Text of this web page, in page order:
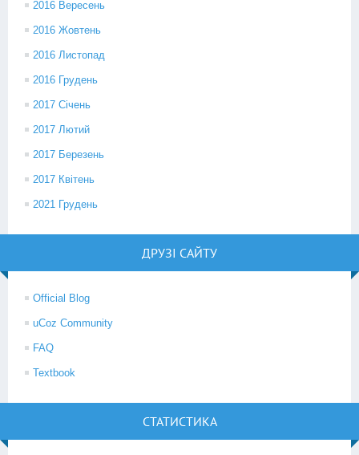
2016 Вересень
2016 Жовтень
2016 Листопад
2016 Грудень
2017 Січень
2017 Лютий
2017 Березень
2017 Квітень
2021 Грудень
ДРУЗІ САЙТУ
Official Blog
uCoz Community
FAQ
Textbook
СТАТИСТИКА